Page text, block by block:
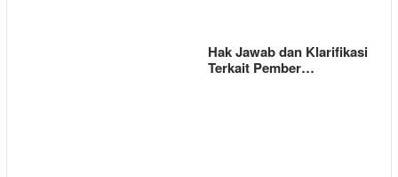
Hak Jawab dan Klarifikasi
Terkait Pember…